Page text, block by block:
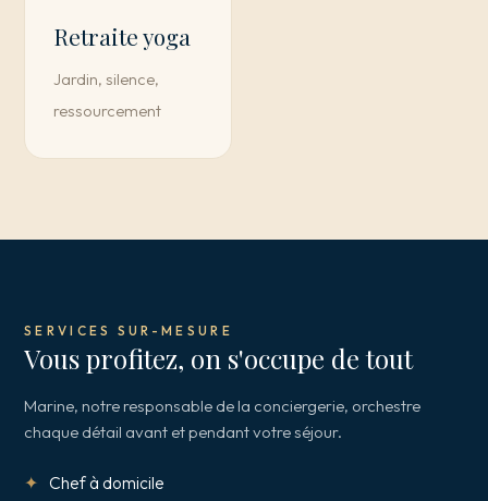
Retraite yoga
Jardin, silence,
ressourcement
SERVICES SUR-MESURE
Vous profitez, on s'occupe de tout
Marine, notre responsable de la conciergerie, orchestre
chaque détail avant et pendant votre séjour.
Chef à domicile